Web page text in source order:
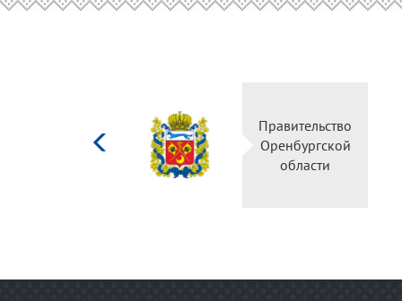
Правительство
Оренбургской
области